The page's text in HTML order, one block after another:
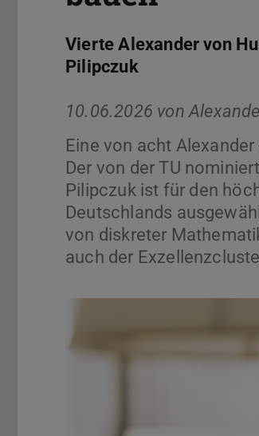
Vierte Alexander von
Pilipczuk
10.06.2026 von
Eine von acht
Der von der TU
Pilipczuk ist für den
Deutschlands
von diskreter
auch der